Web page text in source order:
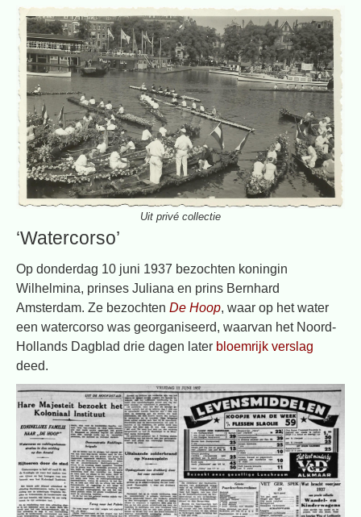
Uit privé collectie
‘Watercorso’
Op donderdag 10 juni 1937 bezochten koningin
Wilhelmina, prinses Juliana en prins Bernhard
Amsterdam. Ze bezochten De Hoop, waar op het water
een watercorso was georganiseerd, waarvan het Noord-
Hollands Dagblad drie dagen later bloemrijk verslag
deed.